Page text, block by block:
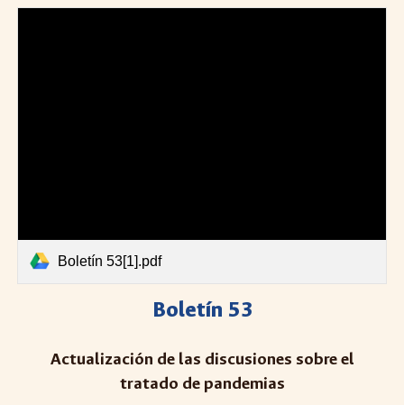
Boletín 53[1].pdf
Boletín 53
Actualización de las discusiones sobre el
tratado de pandemias